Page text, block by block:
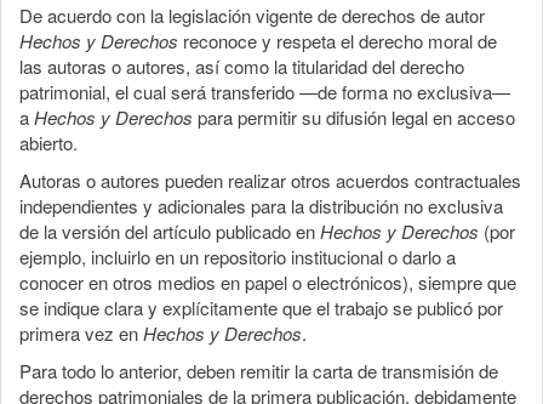
De acuerdo con la legislación vigente de derechos de autor
Hechos y Derechos reconoce y respeta el derecho moral de
las autoras o autores, así como la titularidad del derecho
patrimonial, el cual será transferido —de forma no exclusiva—
aHechos y Derechos para permitir su difusión legal en acceso
abierto.
Autoras o autores pueden realizar otros acuerdos contractuales
independientes y adicionales para la distribución no exclusiva
de la versión del artículo publicado enHechos y Derechos (por
ejemplo, incluirlo en un repositorio institucional o darlo a
conocer en otros medios en papel o electrónicos), siempre que
se indique clara y explícitamente que el trabajo se publicó por
primera vez enHechos y Derechos.
Para todo lo anterior, deben remitir la carta de transmisión de
derechos patrimoniales de la primera publicación, debidamente